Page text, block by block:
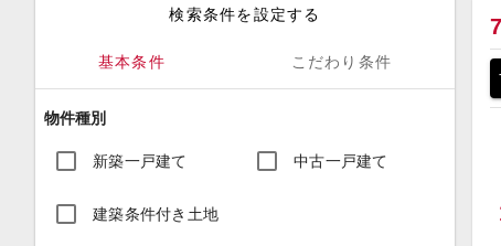
検索条件を設定する
基本条件 こだわり条件
物件種別
新築一戸建て 中古一戸建て
建築条件付き土地